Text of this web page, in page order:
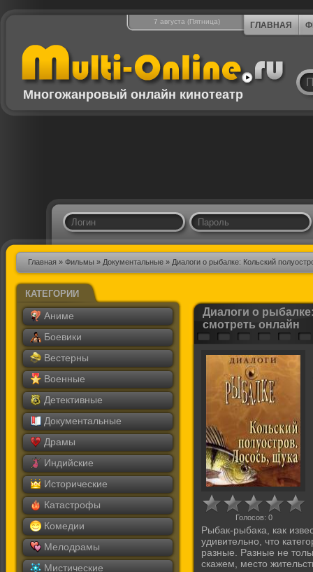
7 августа (Пятница) ГЛАВНАЯ
Многожанровый онлайн кинотеатр
Главная » Фильмы » Документальные » Диалоги о рыбалке: Кольский
КАТЕГОРИИ
Аниме
Боевики
Вестерны
Военные
Детективные
Документальные
Драмы
Индийские
Исторические
Катастрофы
Комедии
Мелодрамы
Мистические
Диалоги о
смотреть онлайн
Голосов: 0
Рыбак-рыбака, как
удивительно, что
разные. Разные не
скажем, место